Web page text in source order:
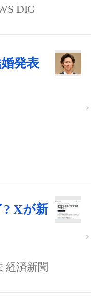
DIG
発表
Xが新
経済新聞